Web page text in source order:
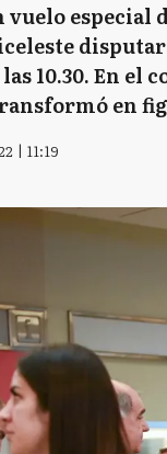
vuelo
10.30. En
en
| 11:19